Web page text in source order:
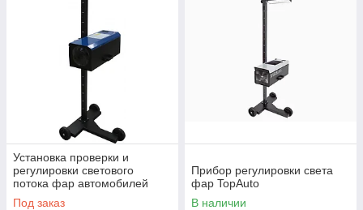
Установка проверки и
регулировки светового
потока фар автомобилей
NORDBERG NTF3
Под заказ
Прибор регулировки света
фар TopAuto
В наличии